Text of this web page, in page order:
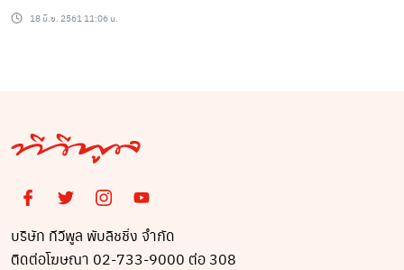
18 มิ.ย. 2561 11:06 น.
บริษัท ทีวีพูล พับลิชชิ่ง จำกัด
ติดต่อโฆษณา 02-733-9000 ต่อ 308